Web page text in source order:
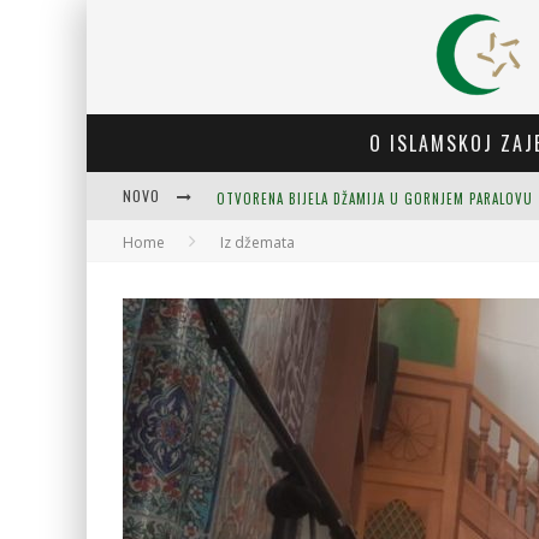
O ISLAMSKOJ
NOVO OTVORENA BIJELA DŽAMIJA U GORNJEM PARALOVU
Home Iz džemata